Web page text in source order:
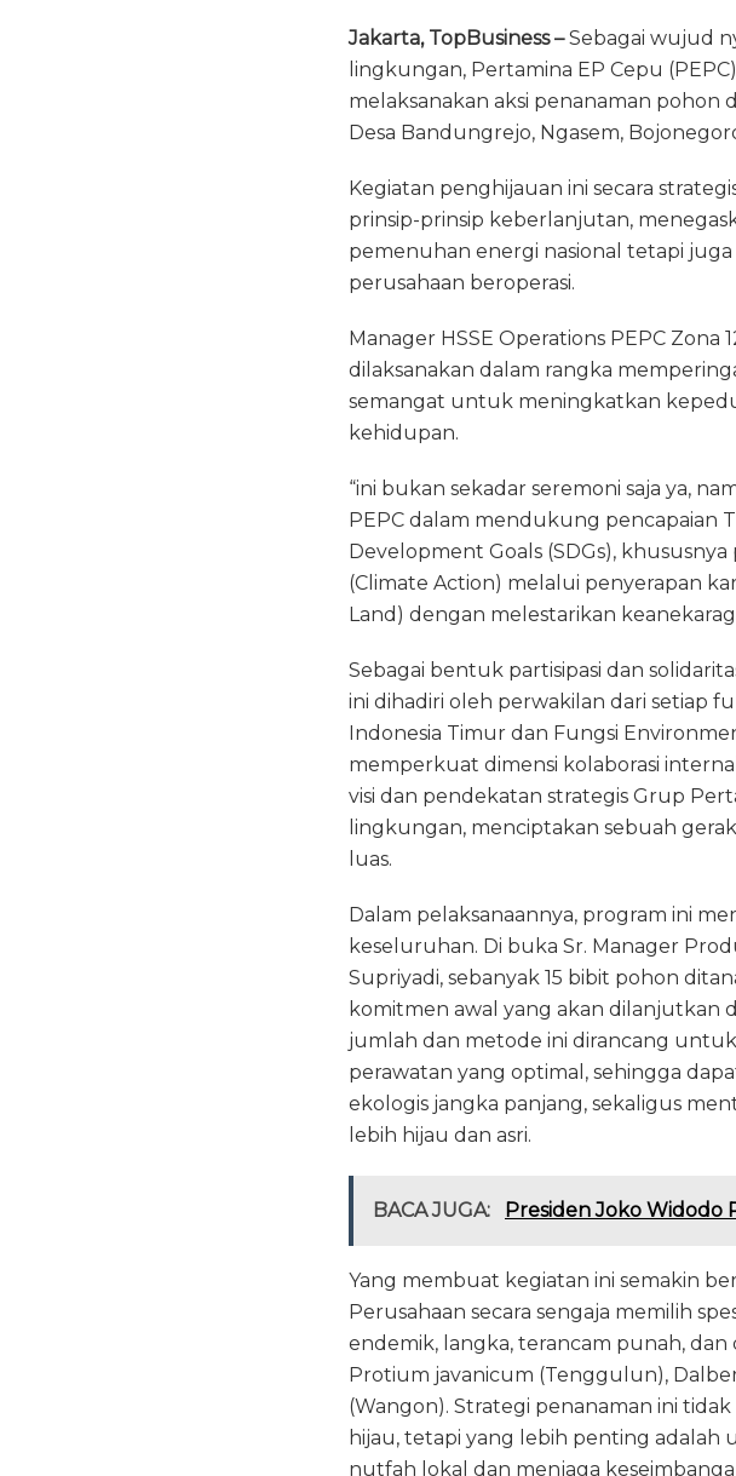
c
e
b
o
k
it
te
r
a
ts
A
p
e
g
ra
re
a
d
ai
l
n
t
Jakarta, TopBusiness –Sebagai wujud
lingkungan, Pertamina EP Cepu
melaksanakan aksi penanaman pohon
Desa Bandungrejo, Ngasem,
Kegiatan penghijauan ini secara
prinsip-prinsip keberlanjutan,
pemenuhan energi nasional tetapi
perusahaan beroperasi.
Manager HSSE Operations PEPC Zona
dilaksanakan dalam rangka
semangat untuk meningkatkan
kehidupan.
“ini bukan sekadar seremoni saja ya,
PEPC dalam mendukung pencapaian
Development Goals (SDGs),
(Climate Action) melalui penyerapan
Land) dengan melestarikan
Sebagai bentuk partisipasi dan
ini dihadiri oleh perwakilan dari setiap
Indonesia Timur dan Fungsi
memperkuat dimensi kolaborasi
visi dan pendekatan strategis Grup
lingkungan, menciptakan sebuah
luas.
Dalam pelaksanaannya, program ini
keseluruhan. Di buka Sr. Manager
Supriyadi, sebanyak 15 bibit pohon
komitmen awal yang akan dilanjutkan
jumlah dan metode ini dirancang
perawatan yang optimal, sehingga
ekologis jangka panjang, sekaligus
lebih hijau dan asri.
BACA JUGA: Presiden Joko Widodo
Yang membuat kegiatan ini semakin
Perusahaan secara sengaja memilih
endemik, langka, terancam punah,
Protium javanicum (Tenggulun),
(Wangon). Strategi penanaman ini
hijau, tetapi yang lebih penting adalah
nutfah lokal dan menjaga